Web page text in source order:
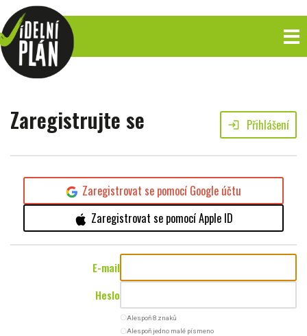
Zaregistrujte se login Přihlášení
Zaregistrovat se pomocí Google účtu
Zaregistrovat se pomocí Apple ID
E-mail
Heslo
radio_button_uncheckedAlespoň 8 znaků
radio_button_uncheckedAlespoň jedno malé písmeno